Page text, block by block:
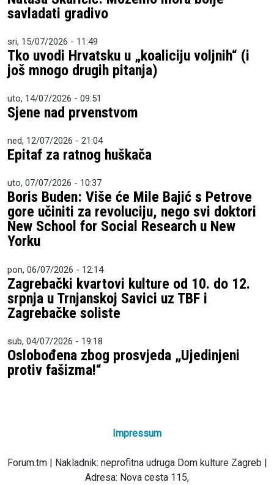
savladati gradivo
sri, 15/07/2026 - 11:49
Tko uvodi Hrvatsku u „koaliciju voljnih“ (i
još mnogo drugih pitanja)
uto, 14/07/2026 - 09:51
Sjene nad prvenstvom
ned, 12/07/2026 - 21:04
Epitaf za ratnog huškača
uto, 07/07/2026 - 10:37
Boris Buden: Više će Mile Bajić s Petrove
gore učiniti za revoluciju, nego svi doktori
New School for Social Research u New
Yorku
pon, 06/07/2026 - 12:14
Zagrebački kvartovi kulture od 10. do 12.
srpnja u Trnjanskoj Savici uz TBF i
Zagrebačke soliste
sub, 04/07/2026 - 19:18
Oslobođena zbog prosvjeda „Ujedinjeni
protiv fašizma!“
Impressum
Forum.tm | Nakladnik: neprofitna udruga Dom kulture Zagreb |
Adresa: Nova cesta 115,